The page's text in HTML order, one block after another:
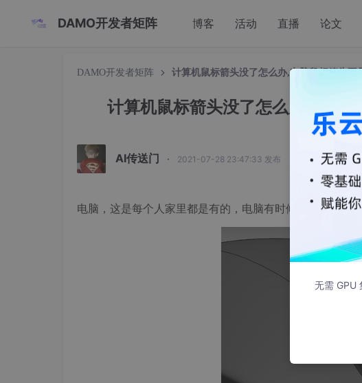
DAMO开发者矩阵 博客 活动 直播 论文
DAMO开发者矩阵 计算机鼠标箭头没了怎么办,电脑鼠标箭头不
计算机鼠标箭头没了怎么办,电脑
AI传送门 · 2021-07-28 23:47:33 发布
电脑，这是每个人家里都是有的，电脑有时候也是会出问
无需 GPU